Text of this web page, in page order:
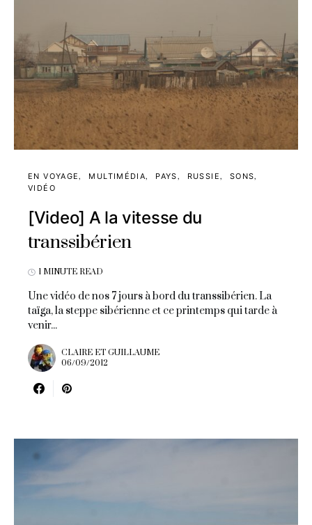
EN VOYAGE MULTIMÉDIA PAYS RUSSIE
SONS
VIDÉO
[Video] A la vitesse du
transsibérien
1 MINUTE READ
Une vidéo de nos 7 jours à bord du transsibérien. La
taïga, la steppe sibérienne et ce printemps qui tarde à
venir...
CLAIRE ET GUILLAUME
06/09/2012